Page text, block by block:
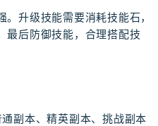
升级技能需要消耗技能石，
最后防御技能，合理搭配技
副本、精英副本、挑战副本